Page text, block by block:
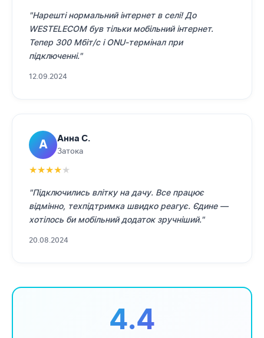
"Нарешті нормальний інтернет в селі! До
WESTELECOM був тільки мобільний інтернет.
Тепер 300 Мбіт/с і ONU-термінал при
підключенні."
12.09.2024
А Анна С.
Затока
★★★★★
"Підключились влітку на дачу. Все працює
відмінно, техпідтримка швидко реагує. Єдине —
хотілось би мобільний додаток зручніший."
20.08.2024
4.4